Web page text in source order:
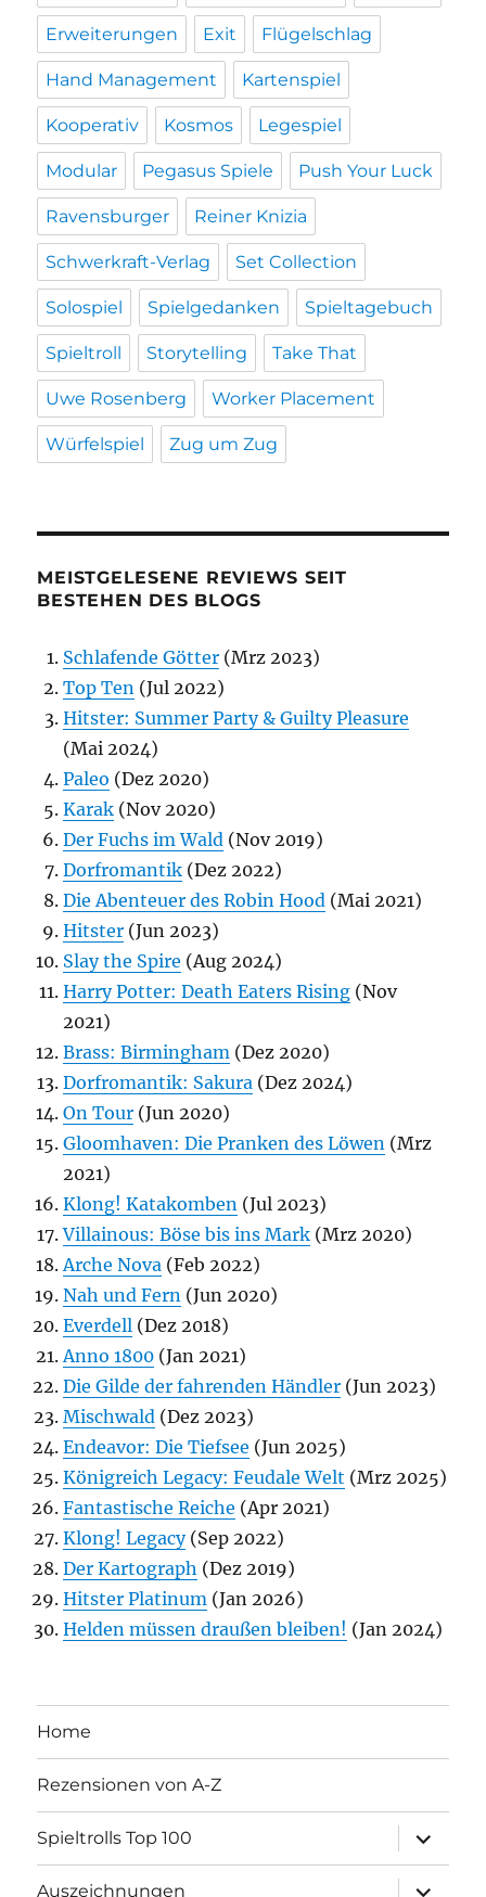
Erweiterungen Exit Flügelschlag
Hand Management Kartenspiel
Kooperativ Kosmos Legespiel
Modular Pegasus Spiele Push Your Luck
Ravensburger Reiner Knizia
Schwerkraft-Verlag Set Collection
Solospiel Spielgedanken Spieltagebuch
Spieltroll Storytelling Take That
Uwe Rosenberg Worker Placement
Würfelspiel Zug um Zug
MEISTGELESENE REVIEWS SEIT
BESTEHEN DES BLOGS
Schlafende Götter (Mrz 2023)
Top Ten (Jul 2022)
Hitster: Summer Party & Guilty Pleasure
(Mai 2024)
Paleo (Dez 2020)
Karak (Nov 2020)
Der Fuchs im Wald (Nov 2019)
Dorfromantik (Dez 2022)
Die Abenteuer des Robin Hood (Mai 2021)
Hitster (Jun 2023)
Slay the Spire (Aug 2024)
Harry Potter: Death Eaters Rising (Nov
2021)
Brass: Birmingham (Dez 2020)
Dorfromantik: Sakura (Dez 2024)
On Tour (Jun 2020)
Gloomhaven: Die Pranken des Löwen (Mrz
2021)
Klong! Katakomben (Jul 2023)
Villainous: Böse bis ins Mark (Mrz 2020)
Arche Nova (Feb 2022)
Nah und Fern (Jun 2020)
Everdell (Dez 2018)
Anno 1800 (Jan 2021)
Die Gilde der fahrenden Händler (Jun 2023)
Mischwald (Dez 2023)
Endeavor: Die Tiefsee (Jun 2025)
Königreich Legacy: Feudale Welt (Mrz 2025)
Fantastische Reiche (Apr 2021)
Klong! Legacy(Sep 2022)
Der Kartograph (Dez 2019)
Hitster Platinum (Jan 2026)
Helden müssen draußen bleiben! (Jan 2024)
Home
Rezensionen von A-Z
Spieltrolls Top 100
öffnen
Auszeichnungen